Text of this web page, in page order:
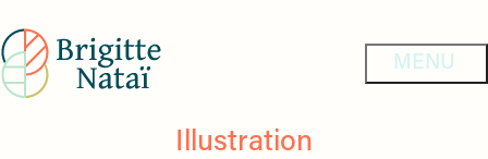
Illustration